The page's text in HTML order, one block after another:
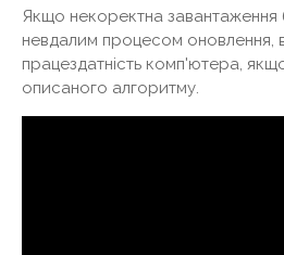
Якщо некоректна
невдалим процесом оновлення,
працездатність комп'ютера,
описаного алгоритму.